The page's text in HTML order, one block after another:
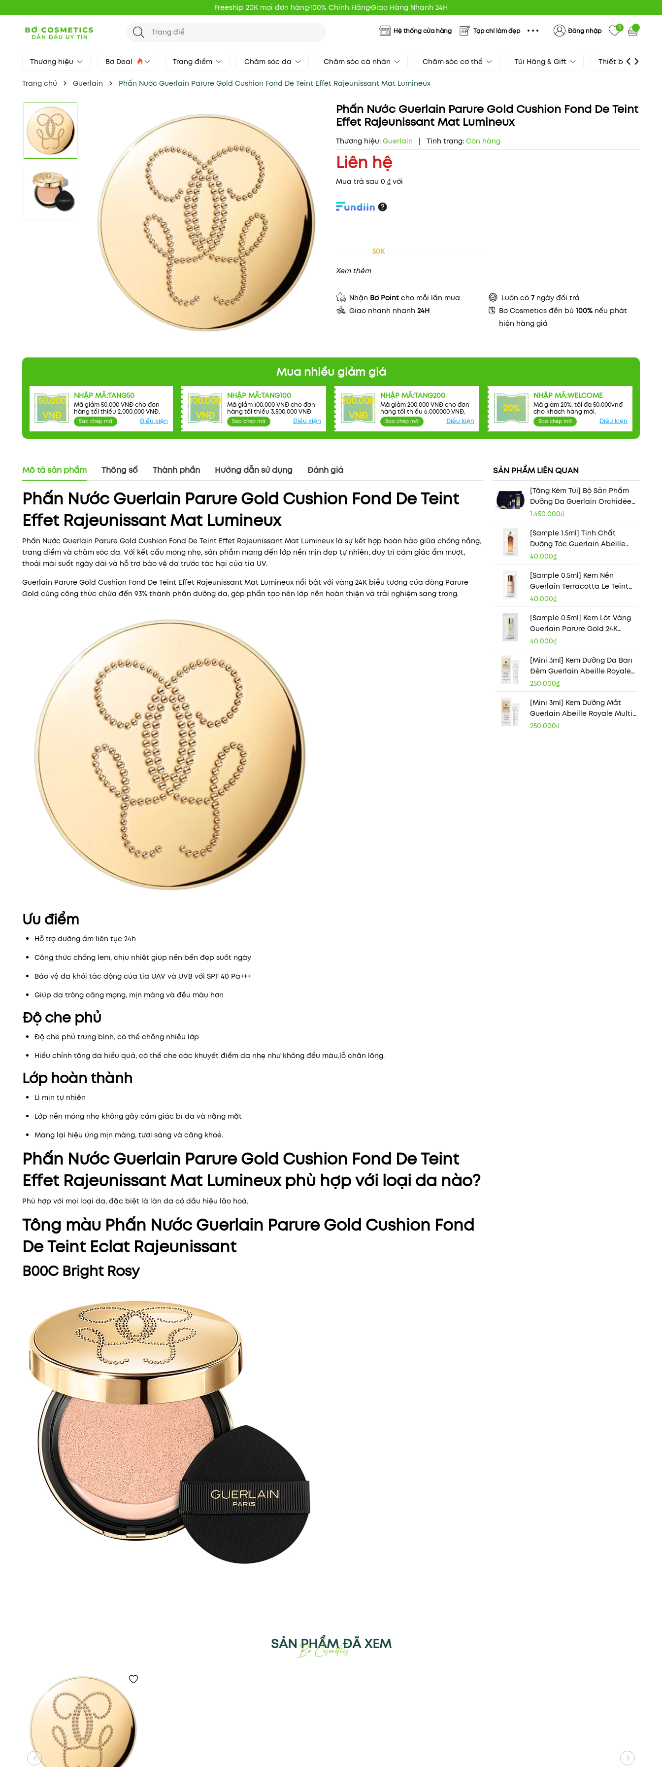
Freeship 20K mọi đơn hàng100% Chính HãngGiao Hàng Nhanh 24H
Hệ thống cửa hàng Tạp chí làm đẹp Đăng nhập 0
Thương hiệu Bơ Deal Trang điểm Chăm sóc da Chăm sóc cá nhân Chăm sóc cơ thể Túi Hãng & Gift Thiết bị làm đẹp
Trang chủ Guerlain Phấn Nước Guerlain Parure Gold Cushion Fond De Teint Effet Rajeunissant Mat Lumineux
Phấn Nước Guerlain Parure Gold Cushion Fond De Teint
Effet Rajeunissant Mat Lumineux
Thương hiệu: Guerlain Tình trạng: Còn hàng
Liên hệ
Mua trả sau 0 ₫ với
50K
Xem thêm
Nhận Bơ Point cho mỗi lần mua Luôn có 7 ngày đổi trả
Giao nhanh nhanh 24H Bơ Cosmetics đền bù100% nếu phát
hiện hàng giả
Mua nhiều giảm giá
50.000
VNĐ
NHẬP MÃ:TANG50
Mã giảm 50.000 VNĐ cho đơn
hàng tối thiểu 2.000.000 VNĐ.
Sao chép mã Điều kiện
100.000
VNĐ
NHẬP MÃ:TANG100
Mã giảm 100.000 VNĐ cho đơn
hàng tối thiểu 3.500.000 VNĐ.
Sao chép mã Điều kiện
200.000
VNĐ
NHẬP MÃ:TANG200
Mã giảm 200.000 VNĐ cho đơn
hàng tối thiểu 6.000000 VNĐ.
Sao chép mã Điều kiện
20%
NHẬP MÃ:WELCOME
Mã giảm 20%, tối đa 50.000vnđ
cho khách hàng mới.
Sao chép mã Điều kiện
Mã khuyến mãi:
Điều kiện:
Mô tả sản phẩm Thông số Thành phần Hướng dẫn sử dụng Đánh giá
Phấn Nước Guerlain Parure Gold Cushion Fond De Teint
Effet Rajeunissant Mat Lumineux
Phấn Nước Guerlain Parure Gold Cushion Fond De Teint Effet Rajeunissant Mat Lumineux là sự kết hợp hoàn hảo giữa chống nắng,
trang điểm và chăm sóc da. Với kết cấu mỏng nhẹ, sản phẩm mang đến lớp nền mịn đẹp tự nhiên, duy trì cảm giác ẩm mượt,
thoải mái suốt ngày dài và hỗ trợ bảo vệ da trước tác hại của tia UV.
Guerlain Parure Gold Cushion Fond De Teint Effet Rajeunissant Mat Lumineux nổi bật với vàng 24K biểu tượng của dòng Parure
Gold cùng công thức chứa đến 93% thành phần dưỡng da, góp phần tạo nên lớp nền hoàn thiện và trải nghiệm sang trọng.
Ưu điểm
Hỗ trợ dưỡng ẩm liên tục 24h
Công thức chống lem, chịu nhiệt giúp nền bền đẹp suốt ngày
Bảo vệ da khỏi tác động của tia UAV và UVB với SPF 40 Pa+++
Giúp da trông căng mọng, mịn màng và đều màu hơn
Độ che phủ
Độ che phủ trung bình, có thể chồng nhiều lớp
Hiểu chỉnh tông da hiểu quả, có thể che các khuyết điểm da nhẹ như không đều màu,lỗ chân lông.
Lớp hoàn thành
Lì mịn tự nhiên
Lớp nền mỏng nhẹ không gây cảm giác bí da và nặng mặt
Mang lại hiệu ứng mịn màng, tươi sáng và căng khoẻ.
Phấn Nước Guerlain Parure Gold Cushion Fond De Teint
Effet Rajeunissant Mat Lumineux phù hợp với loại da nào?
Phù hợp với mọi loại da, đặc biệt là làn da có dấu hiệu lão hoá.
Tông màu Phấn Nước Guerlain Parure Gold Cushion Fond
De Teint Eclat Rajeunissant
B00C Bright Rosy
SẢN PHẨM LIÊN QUAN
[Tặng Kèm Túi] Bộ Sản Phẩm
Dưỡng Da Guerlain Orchidée
Impériale Skincare Gift Set
1.450.000₫
[Sample 1.5ml] Tinh Chất
Dưỡng Tóc Guerlain Abeille
Royale Scalp & Hair Youth Oil-
40.000₫
[Sample 0.5ml] Kem Nền
Guerlain Terracotta Le Teint
Glow Foundation
40.000₫
[Sample 0.5ml] Kem Lót Vàng
Guerlain Parure Gold 24K
Radiance Booster Perfection
40.000₫
[Mini 3ml] Kem Dưỡng Da Ban
Đêm Guerlain Abeille Royale
Honey Treatment Night Cream
250.000₫
[Mini 3ml] Kem Dưỡng Mắt
Guerlain Abeille Royale Multi-
Wrinkle Minimizer Eye Cream
250.000₫
SẢN PHẨM ĐÃ XEM